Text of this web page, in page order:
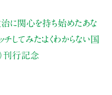
治に関心を持ち始めたあな
してみた：よくわからない国
刊行記念